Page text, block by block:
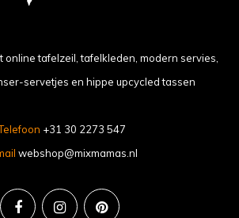
online tafelzeil, tafelkleden, modern servies,
servetjes en hippe upcycled tassen
+31 30 2273 547
webshop@mixmamas.nl